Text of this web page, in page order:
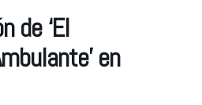
de ‘El
en